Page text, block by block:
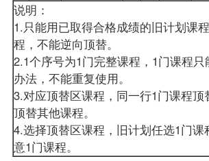
说明：
1.只能用已取得合格成绩的旧计划课
程，不能逆向顶替。
2.1个序号为1门完整课程，1门课程
办法，不能重复使用。
3.对应顶替区课程，同一行1门课程顶
顶替其他课程。
4.选择顶替区课程，旧计划任选1门课
意1门课程。